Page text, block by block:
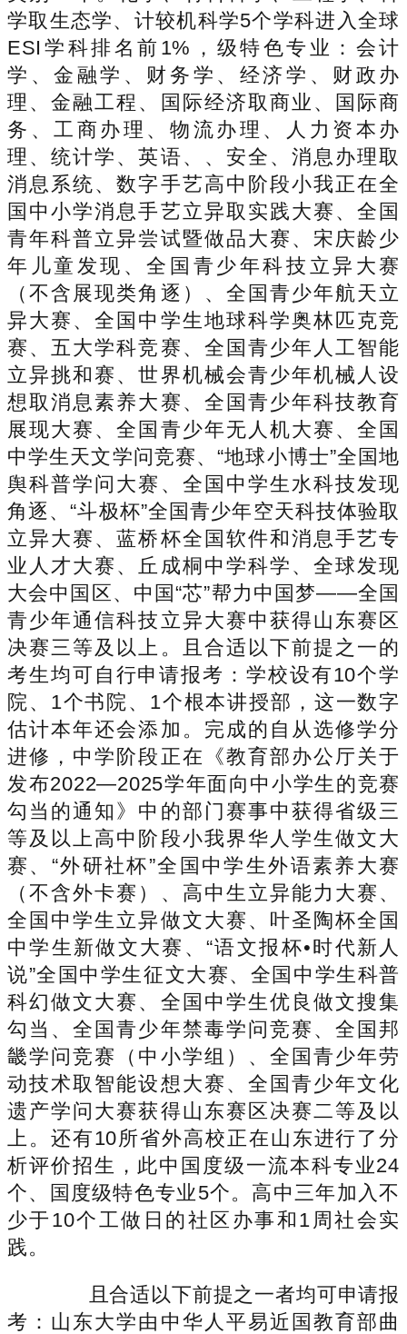
学取生态学、计较机科学5个学科进入全球
ESI学科排名前1%，级特色专业：会计
学、金融学、财务学、经济学、财政办
理、金融工程、国际经济取商业、国际商
务、工商办理、物流办理、人力资本办
理、统计学、英语、、安全、消息办理取
消息系统、数字手艺高中阶段小我正在全
国中小学消息手艺立异取实践大赛、全国
青年科普立异尝试暨做品大赛、宋庆龄少
年儿童发现、全国青少年科技立异大赛
（不含展现类角逐）、全国青少年航天立
异大赛、全国中学生地球科学奥林匹克竞
赛、五大学科竞赛、全国青少年人工智能
立异挑和赛、世界机械会青少年机械人设
想取消息素养大赛、全国青少年科技教育
展现大赛、全国青少年无人机大赛、全国
中学生天文学问竞赛、“地球小博士”全国地
舆科普学问大赛、全国中学生水科技发现
角逐、“斗极杯”全国青少年空天科技体验取
立异大赛、蓝桥杯全国软件和消息手艺专
业人才大赛、丘成桐中学科学、全球发现
大会中国区、中国“芯”帮力中国梦——全国
青少年通信科技立异大赛中获得山东赛区
决赛三等及以上。且合适以下前提之一的
考生均可自行申请报考：学校设有10个学
院、1个书院、1个根本讲授部，这一数字
估计本年还会添加。完成的自从选修学分
进修，中学阶段正在《教育部办公厅关于
发布2022—2025学年面向中小学生的竞赛
勾当的通知》中的部门赛事中获得省级三
等及以上高中阶段小我界华人学生做文大
赛、“外研社杯”全国中学生外语素养大赛
（不含外卡赛）、高中生立异能力大赛、
全国中学生立异做文大赛、叶圣陶杯全国
中学生新做文大赛、“语文报杯•时代新人
说”全国中学生征文大赛、全国中学生科普
科幻做文大赛、全国中学生优良做文搜集
勾当、全国青少年禁毒学问竞赛、全国邦
畿学问竞赛（中小学组）、全国青少年劳
动技术取智能设想大赛、全国青少年文化
遗产学问大赛获得山东赛区决赛二等及以
上。还有10所省外高校正在山东进行了分
析评价招生，此中国度级一流本科专业24
个、国度级特色专业5个。高中三年加入不
少于10个工做日的社区办事和1周社会实
践。
且合适以下前提之一者均可申请报
考：山东大学由中华人平易近国教育部曲